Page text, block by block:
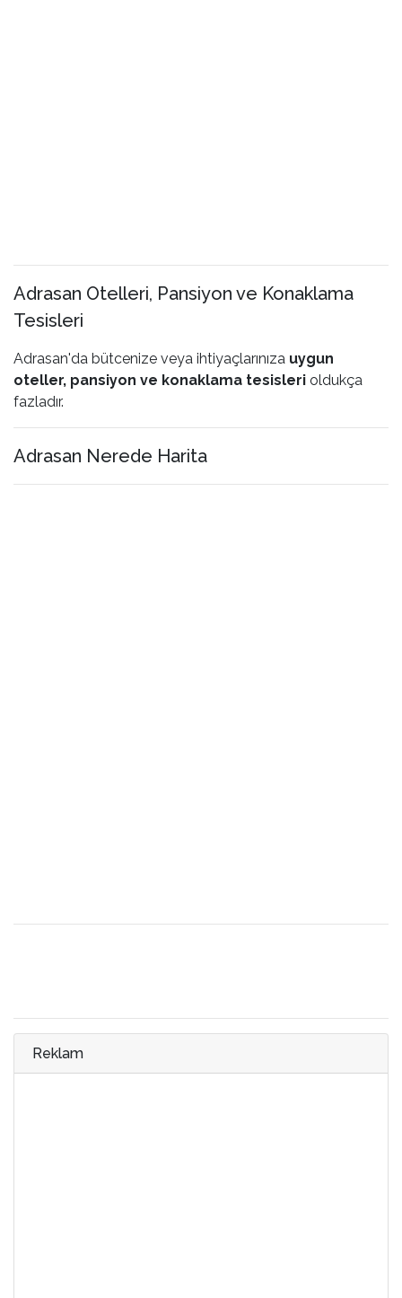
Adrasan Otelleri, Pansiyon ve Konaklama
Tesisleri
Adrasan'da bütcenize veya ihtiyaçlarınıza uygun
oteller, pansiyon ve konaklama tesisleri oldukça
fazladır.
Adrasan Nerede Harita
Reklam